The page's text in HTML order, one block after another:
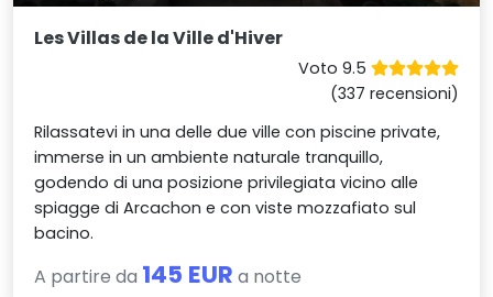
Les Villas de la Ville d'Hiver
Voto 9.5
(337 recensioni)
Rilassatevi in una delle due ville con piscine private,
immerse in un ambiente naturale tranquillo,
godendo di una posizione privilegiata vicino alle
spiagge di Arcachon e con viste mozzafiato sul
bacino.
A partire da 145 EUR a notte